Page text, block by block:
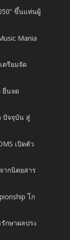
ขึ้นแท่นผู้
Mania
ตรียมจัด
ยื่นจด
ปัจจุบัน สู่
เปิดตัว
ากนิตยสาร
โก
กษาผลประ